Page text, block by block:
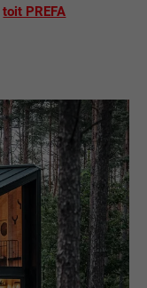
toit PREFA